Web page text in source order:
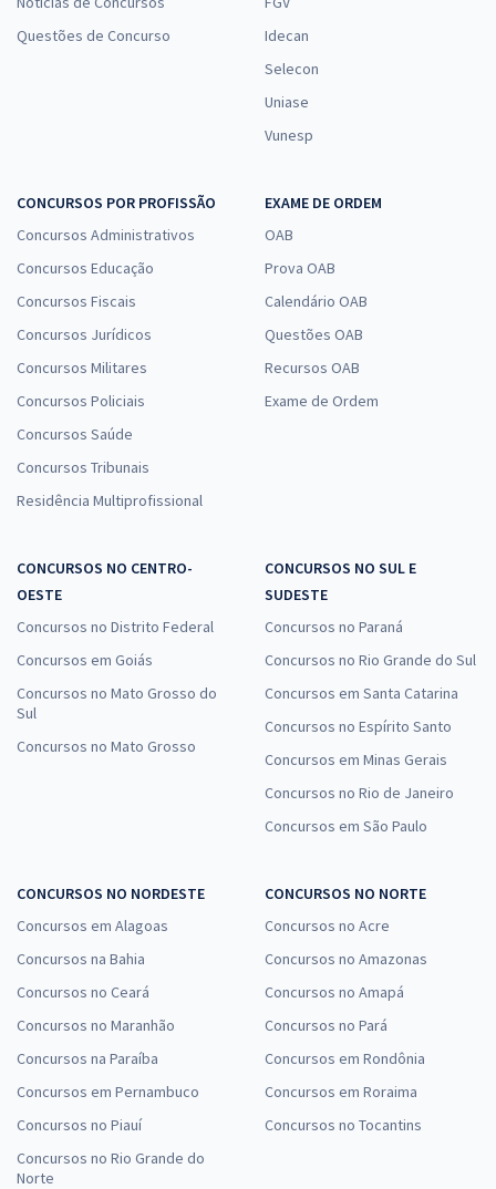
Questões de Concurso
Idecan
Selecon
Uniase
Vunesp
CONCURSOS POR PROFISSÃO
Concursos Administrativos
Concursos Educação
Concursos Fiscais
Concursos Jurídicos
Concursos Militares
Concursos Policiais
Concursos Saúde
Concursos Tribunais
Residência Multiprofissional
EXAME DE ORDEM
OAB
Prova OAB
Calendário OAB
Questões OAB
Recursos OAB
Exame de Ordem
CONCURSOS NO CENTRO-
OESTE
Concursos no Distrito Federal
Concursos em Goiás
Concursos no Mato Grosso do
Sul
Concursos no Mato Grosso
CONCURSOS NO SUL E
SUDESTE
Concursos no Paraná
Concursos no Rio Grande do Sul
Concursos em Santa Catarina
Concursos no Espírito Santo
Concursos em Minas Gerais
Concursos no Rio de Janeiro
Concursos em São Paulo
CONCURSOS NO NORDESTE
Concursos em Alagoas
Concursos na Bahia
Concursos no Ceará
Concursos no Maranhão
Concursos na Paraíba
Concursos em Pernambuco
Concursos no Piauí
Concursos no Rio Grande do
Norte
CONCURSOS NO NORTE
Concursos no Acre
Concursos no Amazonas
Concursos no Amapá
Concursos no Pará
Concursos em Rondônia
Concursos em Roraima
Concursos no Tocantins